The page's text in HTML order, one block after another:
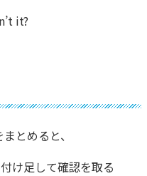
it?
とめると、
け足して確認を取る